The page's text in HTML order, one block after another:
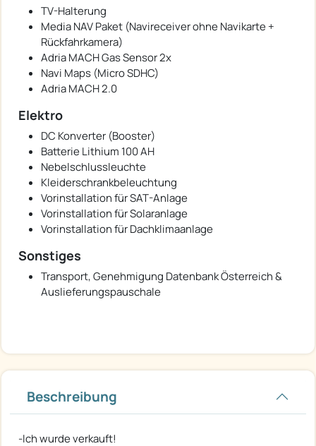
TV-Halterung
Media NAV Paket (Navireceiver ohne Navikarte +
Rückfahrkamera)
Adria MACH Gas Sensor 2x
Navi Maps (Micro SDHC)
Adria MACH 2.0
Elektro
DC Konverter (Booster)
Batterie Lithium 100 AH
Nebelschlussleuchte
Kleiderschrankbeleuchtung
Vorinstallation für SAT-Anlage
Vorinstallation für Solaranlage
Vorinstallation für Dachklimaanlage
Sonstiges
Transport, Genehmigung Datenbank Österreich &
Auslieferungspauschale
Beschreibung
-Ich wurde verkauft!